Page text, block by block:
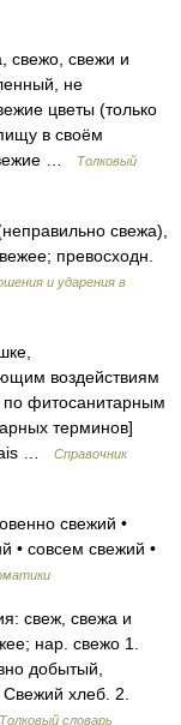
свежи и
не
цветы (только
в своём
…
Толковый
свежа),
превосходн.
и ударения в
воздействиям
фитосанитарным
терминов]
…
Справочник
свежий •
• совсем свежий •
свеж, свежа и
нар. свежо 1.
добытый,
хлеб. 2.
Толковый словарь